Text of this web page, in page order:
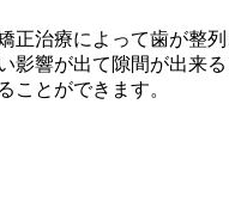
治療によって歯が整
響が出て隙間が出来
ことができます。